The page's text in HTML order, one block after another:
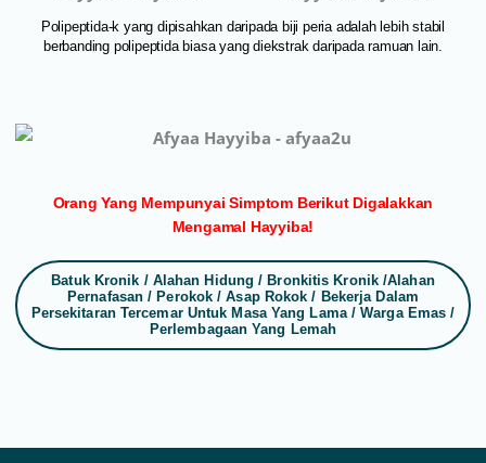
Polipeptida-k yang dipisahkan daripada biji peria adalah lebih stabil
berbanding polipeptida biasa yang diekstrak daripada ramuan lain.
Orang Yang Mempunyai Simptom Berikut Digalakkan
Mengamal Hayyiba!
Batuk Kronik / Alahan Hidung / Bronkitis Kronik /alahan
Pernafasan / Perokok / Asap Rokok / Bekerja Dalam
Persekitaran Tercemar Untuk Masa Yang Lama / Warga Emas /
Perlembagaan Yang Lemah